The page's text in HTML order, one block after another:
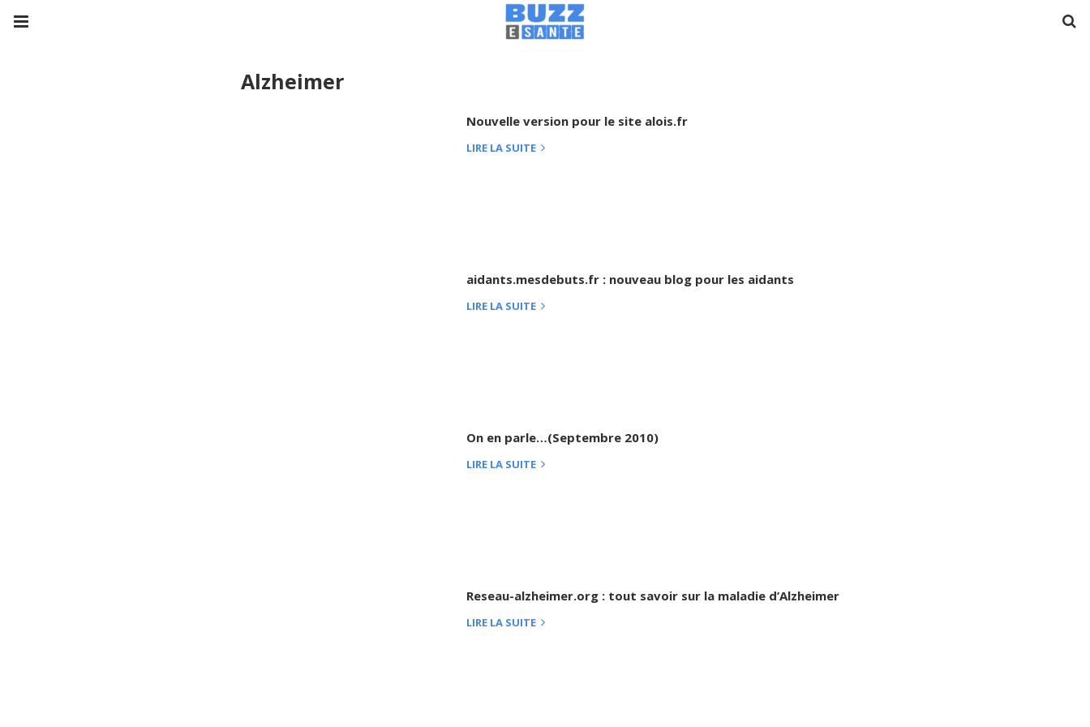
Alzheimer
Nouvelle version pour le site alois.fr
LIRE LA SUITE
aidants.mesdebuts.fr : nouveau blog pour les aidants
LIRE LA SUITE
On en parle…(Septembre 2010)
LIRE LA SUITE
Reseau-alzheimer.org : tout savoir sur la maladie d’Alzheimer
LIRE LA SUITE